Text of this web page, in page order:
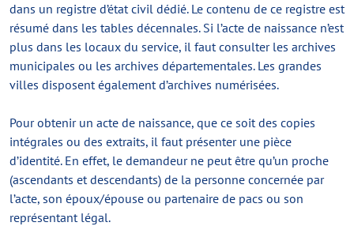
dans un registre d’état civil dédié. Le contenu de ce registre est
résumé dans les tables décennales. Si l’acte de naissance n’est
plus dans les locaux du service, il faut consulter les archives
municipales ou les archives départementales. Les grandes
villes disposent également d’archives numérisées.
Pour obtenir un acte de naissance, que ce soit des copies
intégrales ou des extraits, il faut présenter une pièce
d’identité. En effet, le demandeur ne peut être qu’un proche
(ascendants et descendants) de la personne concernée par
l’acte, son époux/épouse ou partenaire de pacs ou son
représentant légal.